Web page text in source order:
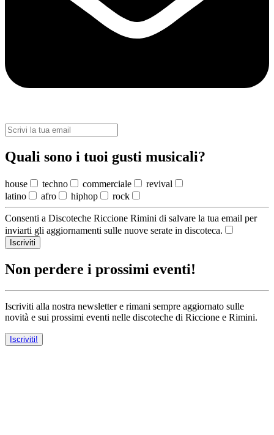
Quali sono i tuoi gusti musicali?
house techno commerciale
revival
latino
afro hiphop rock
Consenti a Discoteche Riccione Rimini di salvare la tua email per
inviarti gli aggiornamenti sulle nuove serate in discoteca.
Iscriviti
Non perdere i prossimi eventi!
Iscriviti alla nostra newsletter e rimani sempre aggiornato sulle
novità e sui prossimi eventi nelle discoteche di Riccione e Rimini.
Iscriviti!